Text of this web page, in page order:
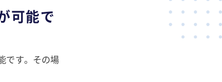
可能で
です。その場